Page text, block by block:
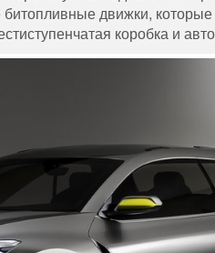
движки, которые
коробка и